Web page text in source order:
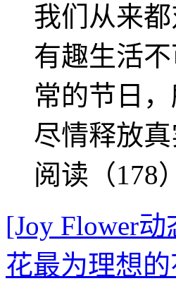
我们从来
有趣生活
常的节日
尽情释放真
阅读（178
[Joy Flower
花最为理想